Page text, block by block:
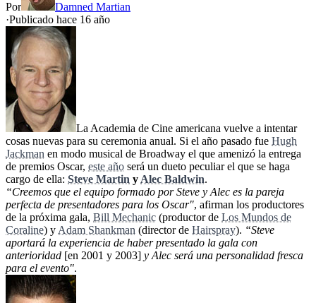
Por
Damned Martian
·Publicado hace 16 año
La Academia de Cine americana vuelve a intentar
cosas nuevas para su ceremonia anual. Si el año pasado fue Hugh
Jackman en modo musical de Broadway el que amenizó la entrega
de premios Oscar, este año será un dueto peculiar el que se haga
cargo de ella: Steve Martin y Alec Baldwin.
“Creemos que el equipo formado por Steve y Alec es la pareja
perfecta de presentadores para los Oscar", afirman los productores
de la próxima gala, Bill Mechanic (productor de Los Mundos de
Coraline) y Adam Shankman (director de Hairspray). “Steve
aportará la experiencia de haber presentado la gala con
anterioridad [en 2001 y 2003] y Alec será una personalidad fresca
para el evento".